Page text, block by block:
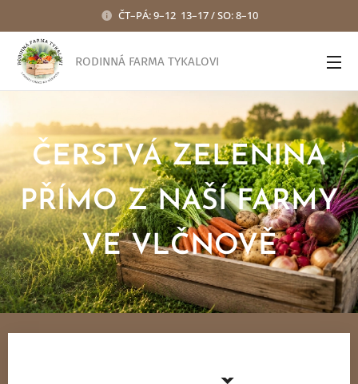
ČT–PÁ: 9–12 13–17 / SO: 8–10
RODINNÁ FARMA TYKALOVI
ČERSTVÁ ZELENINA
PŘÍMO Z NAŠÍ FARMY
VE VLČNOVĚ